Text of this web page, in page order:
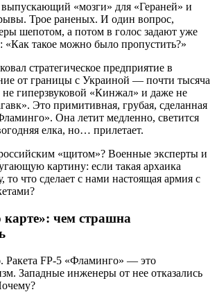
«мозги» для «Гераней» и
Трое раненых. И один вопрос,
шепотом, а потом в голос задают уже
«Как такое можно было пропустить?»
стратегическое предприятие в
от границы с Украиной — почти тысяча
гиперзвуковой «Кинжал» и даже не
Это примитивная, грубая, сделанная
Она летит медленно, светится
елка, но… прилетает.
«щитом»? Военные эксперты и
картину: если такая архаика
то что сделает с нами настоящая армия с
чем страшна
Ракета FP-5 «Фламинго» — это
Западные инженеры от нее отказались